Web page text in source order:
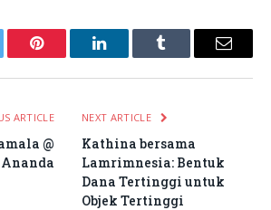
Pinterest LinkedInTumblr Email
ARTICLE
@
NEXT ARTICLE
Kathina bersama
Lamrimnesia: Bentuk
Dana Tertinggi untuk
Objek Tertinggi